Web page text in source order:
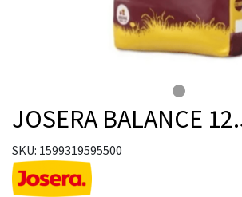
JOSERA BALANCE
SKU: 1599319595500